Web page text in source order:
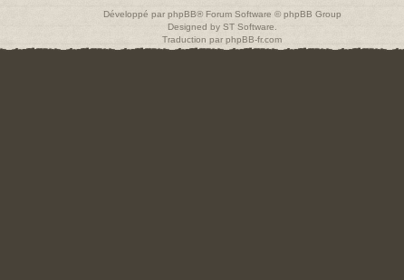
Développé par phpBB® Forum Software © phpBB Group
Designed by ST Software
Traduction par phpBB-fr.com